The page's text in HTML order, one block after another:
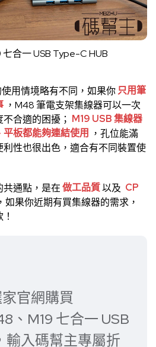
合一 USB Type-C HUB
用情境略有不同，如果你只用筆
，M48 筆電支架集線器可以一次
合適的困擾； M19 USB 集線器
板都能夠連結使用 ，孔位能滿
性也很出色，適合有不同裝置使
通點，是在做工品質以及 CP
果你近期有買集線器的需求，
官網購買
、M19 七合一 USB
輸入碼幫主專屬折